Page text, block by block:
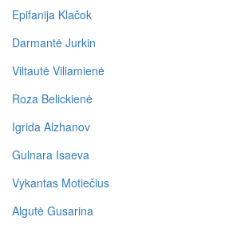
Epifanija Klačok
Darmantė Jurkin
Viltautė Viliamienė
Roza Belickienė
Igrida Alzhanov
Gulnara Isaeva
Vykantas Motiečius
Algutė Gusarina